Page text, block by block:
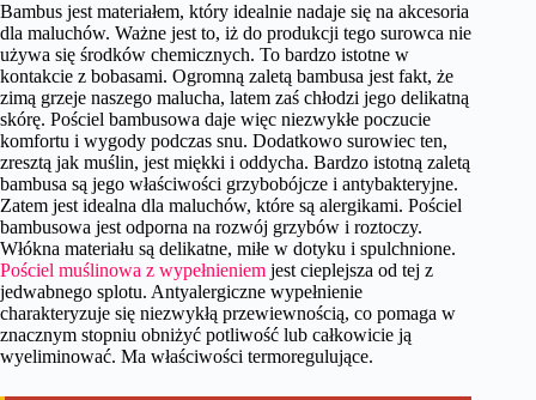
Bambus jest materiałem, który idealnie nadaje się na akcesoria
dla maluchów. Ważne jest to, iż do produkcji tego surowca nie
używa się środków chemicznych. To bardzo istotne w
kontakcie z bobasami. Ogromną zaletą bambusa jest fakt, że
zimą grzeje naszego malucha, latem zaś chłodzi jego delikatną
skórę. Pościel bambusowa daje więc niezwykłe poczucie
komfortu i wygody podczas snu. Dodatkowo surowiec ten,
zresztą jak muślin, jest miękki i oddycha. Bardzo istotną zaletą
bambusa są jego właściwości grzybobójcze i antybakteryjne.
Zatem jest idealna dla maluchów, które są alergikami. Pościel
bambusowa jest odporna na rozwój grzybów i roztoczy.
Włókna materiału są delikatne, miłe w dotyku i spulchnione.
Pościel muślinowa z wypełnieniem jest cieplejsza od tej z
jedwabnego splotu. Antyalergiczne wypełnienie
charakteryzuje się niezwykłą przewiewnością, co pomaga w
znacznym stopniu obniżyć potliwość lub całkowicie ją
wyeliminować. Ma właściwości termoregulujące.